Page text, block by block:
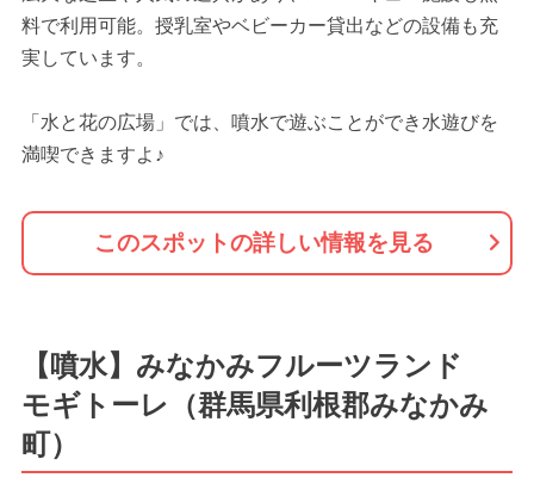
料で利用可能。授乳室やベビーカー貸出などの設備も充
実しています。
「水と花の広場」では、噴水で遊ぶことができ水遊びを
満喫できますよ♪
このスポットの詳しい情報を見る
【噴水】みなかみフルーツランド
モギトーレ（群馬県利根郡みなかみ
町）